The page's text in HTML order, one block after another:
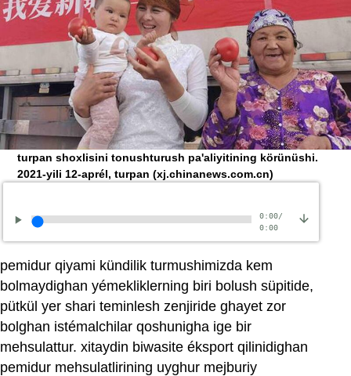
turpan shoxlisini tonushturush pa'aliyitining körünüshi.
2021-yili 12-aprél, turpan(xj.chinanews.com.cn)
0:00/
0:00
pemidur qiyami kündilik turmushimizda kem
bolmaydighan yémekliklerning biri bolush süpitide,
pütkül yer shari teminlesh zenjiride ghayet zor
bolghan istémalchilar qoshunigha ige bir
mehsulattur. xitaydin biwasite éksport qilinidighan
pemidur mehsulatlirining uyghur mejburiy